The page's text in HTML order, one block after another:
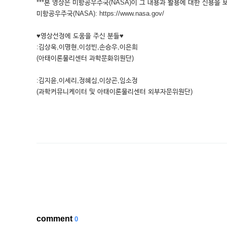
***본 영상은 미항공우주국(NASA)이 그 내용과 활용에 대한 신용을
미항공우주국(NASA): https://www.nasa.gov/
♥영상선정에 도움을 주신 분들♥
:김상욱,이명현,이성빈,손승우,이은희
(아태이론물리센터 과학문화위원단)
:김지윤,이세리,정혜심,이상곤,임소정
(과학커뮤니케이터 및 아태이론물리센터 외부자문위원단)
comment0